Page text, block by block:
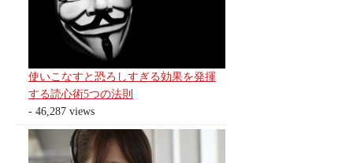
使いこなすと恐ろしすぎる効果を発揮
する読心術5つの法則
- 46,287 views